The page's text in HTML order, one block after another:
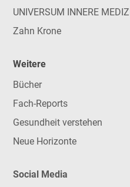
UNIVERSUM INNERE
Zahn Krone
Weitere
Bücher
Fach-Reports
Gesundheit verstehen
Neue Horizonte
Social Media